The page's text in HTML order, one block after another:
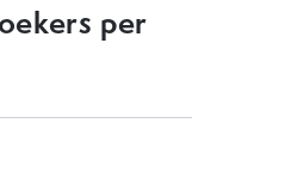
per